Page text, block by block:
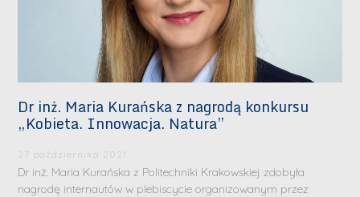
Dr inż. Maria Kurańska z nagrodą konkursu
„Kobieta. Innowacja. Natura”
27 października 2021
Dr inż. Maria Kurańska z Politechniki Krakowskiej zdobyła
nagrodę internautów w plebiscycie organizowanym przez